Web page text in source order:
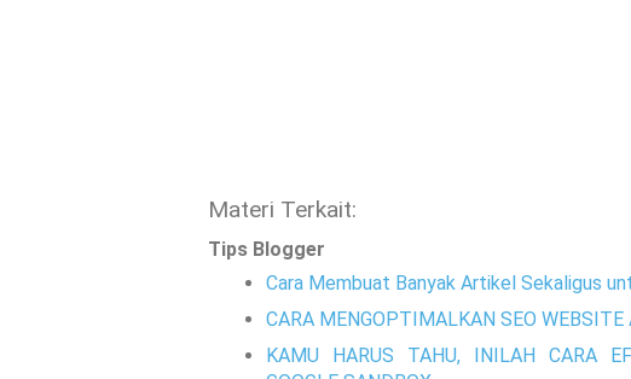
Materi Terkait:
Tips Blogger
Cara Membuat Banyak Artikel Sekaligus
CARA MENGOPTIMALKAN SEO WEBSITE
KAMU HARUS TAHU, INILAH CARA